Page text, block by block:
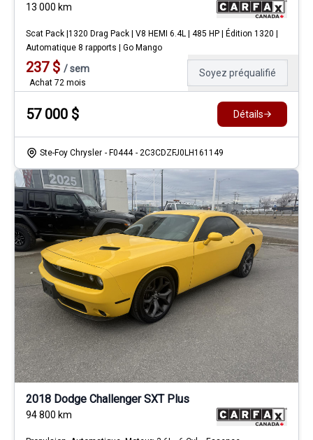
13 000 km
Scat Pack |1320 Drag Pack | V8 HEMI 6.4L | 485 HP | Édition 1320 |
Automatique 8 rapports | Go Mango
237$ /sem
Achat 72 mois
Soyez préqualifié
57 000 $ Détails
Ste-Foy Chrysler - F0444 - 2C3CDZFJ0LH161149
2018 Dodge Challenger SXT Plus
94 800 km